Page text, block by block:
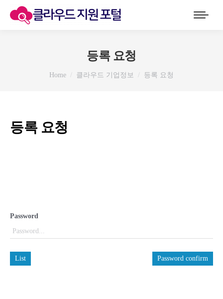
등록 요청
You are here:
Home 클라우드 기업정보 등록 요청
등록 요청
Password
List Password confirm